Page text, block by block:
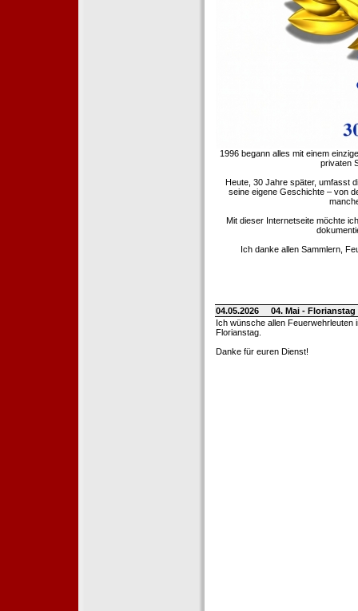
1996 begann alles mit einem
privaten
Heute, 30 Jahre später, umfasst
seine eigene Geschichte – von
Mit dieser Internetseite möchte
Ich danke allen Sammlern,
04.05.2026
04. Mai -
Ich wünsche allen Feuerwehrleuten
Florianstag.
Danke für euren Dienst!